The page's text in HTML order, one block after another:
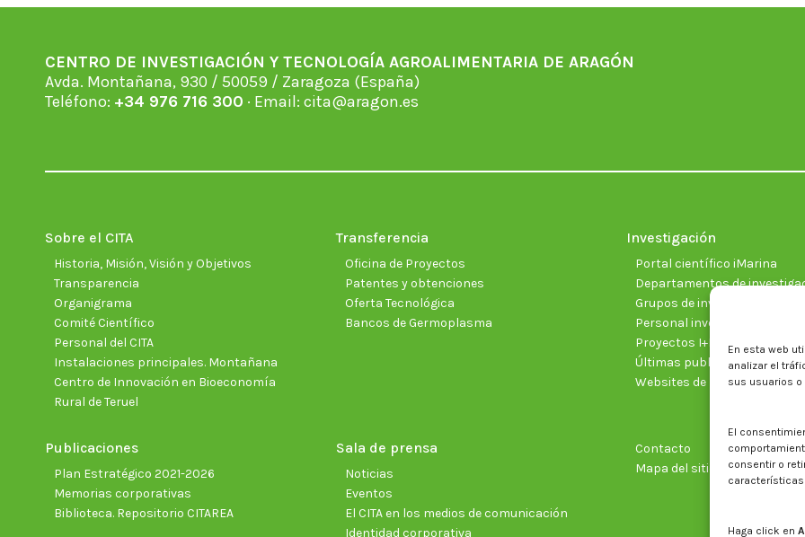
En esta web
analizar el
sus usuarios
El
consentir o
Haga click en
CENTRO DE INVESTIGACIÓN Y TECNOLOGÍA AGROALIMENTARIA DE ARAGÓN
Avda. Montañana, 930 / 50059 / Zaragoza (España)
Teléfono: +34 976 716 300 · Email: cita@aragon.es
Sobre el CITA
Historia, Misión, Visión y Objetivos
Transparencia
Organigrama
Comité Científico
Personal del CITA
Instalaciones principales. Montañana
Centro de Innovación en Bioeconomía
Rural de Teruel
Transferencia
Oficina de Proyectos
Patentes y obtenciones
Oferta Tecnológica
Bancos de Germoplasma
Investigación
Portal científico iMarina
Departamentos de
Grupos de investigación
Personal investigador
Proyectos I+D+I vigentes
Últimas publicaciones
Websites de proyectos
Publicaciones
Plan Estratégico 2021-2026
Memorias corporativas
Biblioteca. Repositorio CITAREA
Sala de prensa
Noticias
Eventos
El CITA en los medios de comunicación
Identidad corporativa
Contacto
Mapa del sitio web